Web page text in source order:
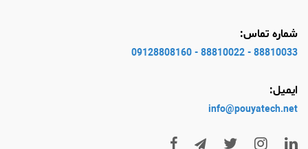
شماره تماس:
88810033 - 88810022 - 09128808160
ایمیل:
info@pouyatech.net